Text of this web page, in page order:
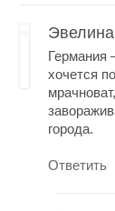
Эвелина
Германия
хочется
города.
Ответить